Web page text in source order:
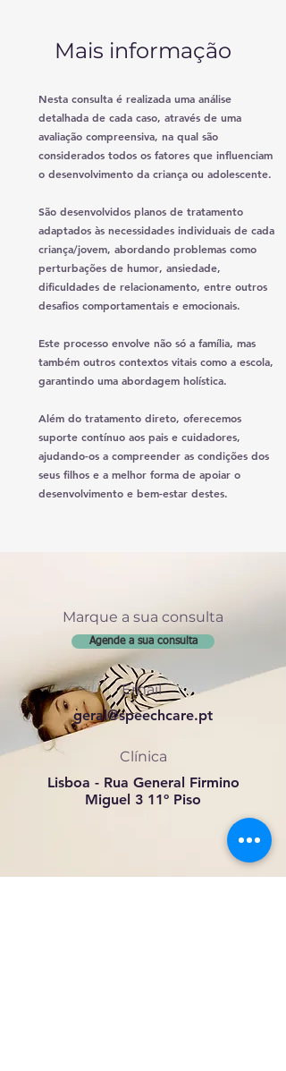
Mais informação
Nesta consulta é realizada uma análise
detalhada de cada caso, através de uma
avaliação compreensiva, na qual são
considerados todos os fatores que influenciam
o desenvolvimento da criança ou adolescente.
São desenvolvidos planos de tratamento
adaptados às necessidades individuais de cada
criança/jovem, abordando problemas como
perturbações de humor, ansiedade,
dificuldades de relacionamento, entre outros
desafios comportamentais e emocionais.
Este processo envolve não só a família, mas
também outros contextos vitais como a escola,
garantindo uma abordagem holística.
Além do tratamento direto, oferecemos
suporte contínuo aos pais e cuidadores,
ajudando-os a compreender as condições dos
seus filhos e a melhor forma de apoiar o
desenvolvimento e bem-estar destes.
Marque a sua consulta
Agende a sua consulta
Email
geral@speechcare.pt
Clínica
Lisboa - Rua General Firmino
Miguel 3 11º Piso